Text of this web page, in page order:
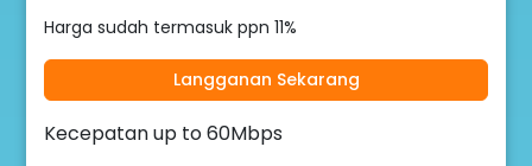
Harga sudah termasuk ppn 11%
Langganan Sekarang
Kecepatan up to 60Mbps